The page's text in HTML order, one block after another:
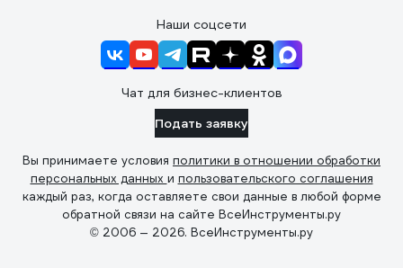
Наши соцсети
Чат для бизнес-клиентов
Подать заявку
Вы принимаете условия политики в отношении обработки
персональных данных и пользовательского соглашения
каждый раз, когда оставляете свои данные в любой форме
обратной связи на сайте ВсеИнструменты.ру
© 2006 — 2026. ВсеИнструменты.ру